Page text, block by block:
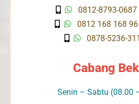
0812-8793-
0812 168 168
0878-5236-
Cabang
Senin – Sabtu (08.00